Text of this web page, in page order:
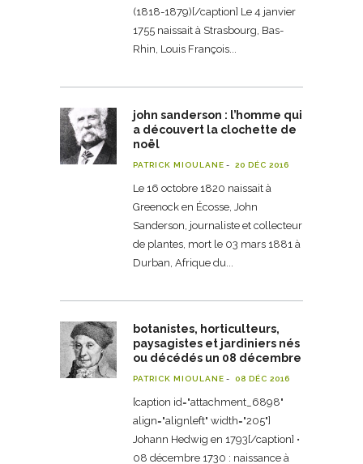
(1818-1879)[/caption] Le 4 janvier
1755 naissait à Strasbourg, Bas-
Rhin, Louis François
john sanderson : l’homme qui
a découvert la clochette de
noël
PATRICK MIOULANE 20 DÉC 2016
Le 16 octobre 1820 naissait à
Greenock en Écosse, John
Sanderson, journaliste et collecteur
de plantes, mort le 03 mars 1881 à
Durban, Afrique du
botanistes, horticulteurs,
paysagistes et jardiniers nés
ou décédés un 08 décembre
PATRICK MIOULANE 08 DÉC 2016
[caption id="attachment_6898"
align="alignleft" width="205"]
Johann Hedwig en 1793[/caption] •
08 décembre 1730 : naissance à